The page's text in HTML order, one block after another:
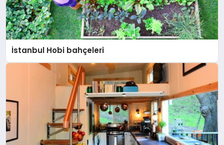
İstanbul Hobi bahçeleri